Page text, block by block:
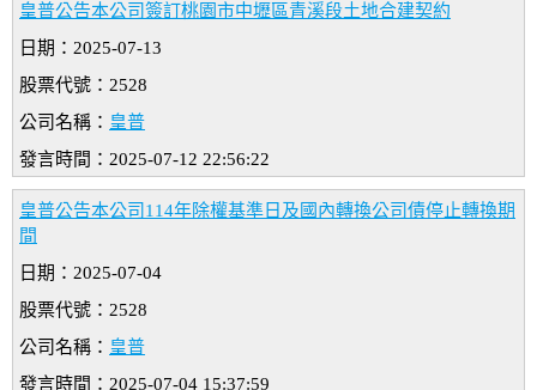
皇普公告本公司簽訂桃園市中壢區青溪段土地合建契約
日期：2025-07-13
股票代號：2528
公司名稱： 皇普
發言時間：2025-07-12 22:56:22
皇普公告本公司114年除權基準日及國內轉換公司債停止轉換期
間
日期：2025-07-04
股票代號：2528
公司名稱： 皇普
發言時間：2025-07-04 15:37:59